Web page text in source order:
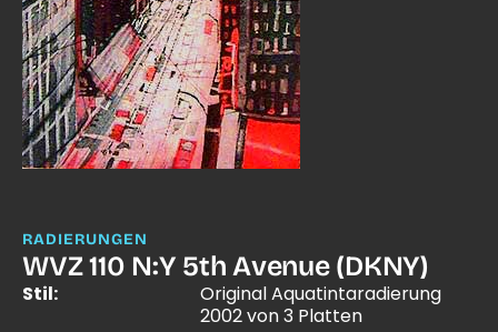
RADIERUNGEN
WVZ 110 N:Y 5th Avenue (DKNY)
Stil:
Original Aquatintaradierung
2002 von 3 Platten